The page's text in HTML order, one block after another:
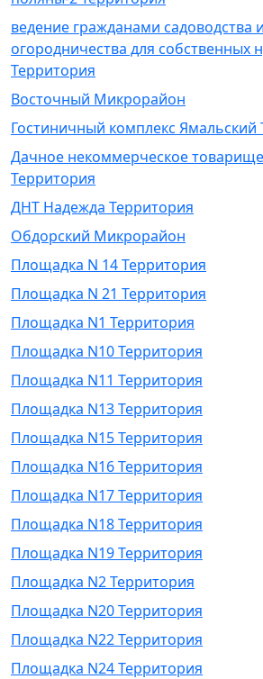
ведение гражданами садоводства
огородничества для собственных
Территория
Восточный Микрорайон
Гостиничный комплекс Ямальский
Дачное некоммерческое
Территория
ДНТ Надежда Территория
Обдорский Микрорайон
Площадка N 14 Территория
Площадка N 21 Территория
Площадка N1 Территория
Площадка N10 Территория
Площадка N11 Территория
Площадка N13 Территория
Площадка N15 Территория
Площадка N16 Территория
Площадка N17 Территория
Площадка N18 Территория
Площадка N19 Территория
Площадка N2 Территория
Площадка N20 Территория
Площадка N22 Территория
Площадка N24 Территория